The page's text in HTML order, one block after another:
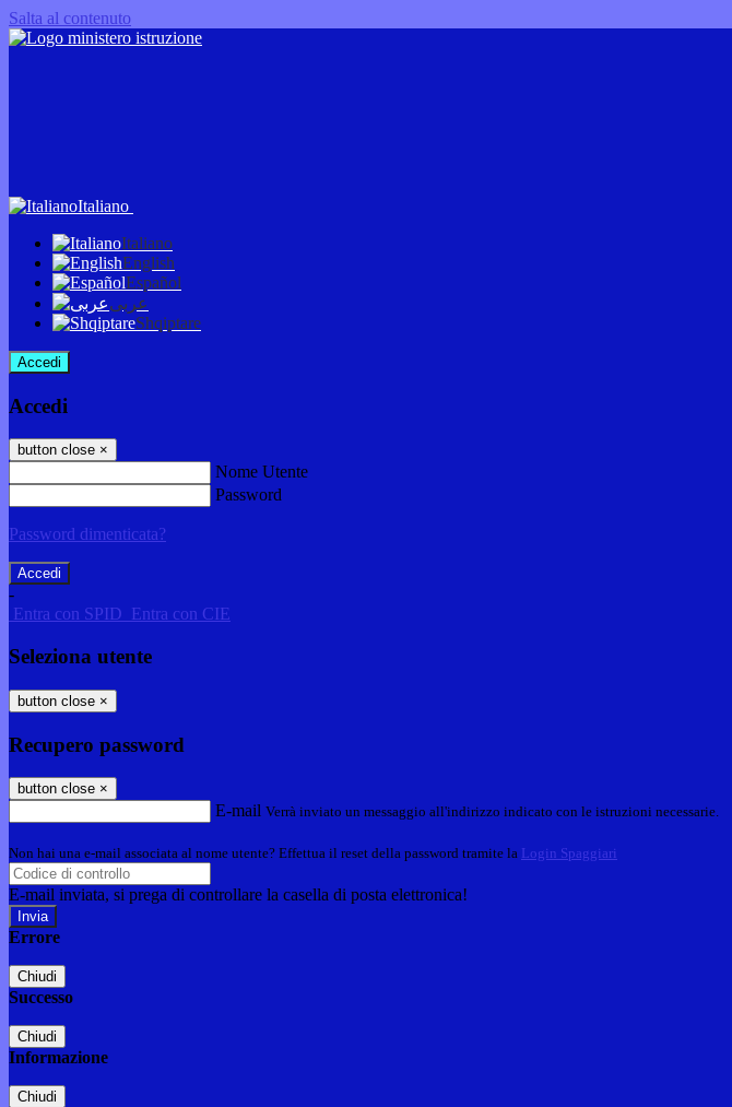
Salta al contenuto
Italiano
Italiano
English
Español
عربى
Shqiptare
Accedi
Accedi
button close ×
Nome Utente
Password
Password dimenticata?
-
Entra con SPID Entra con CIE
Seleziona utente
button close ×
Recupero password
button close ×
E-mail Verrà inviato un messaggio all'indirizzo indicato con le istruzioni necessarie.
Non hai una e-mail associata al nome utente? Effettua il reset della password tramite la Login Spaggiari
E-mail inviata, si prega di controllare la casella di posta elettronica!
Errore
Chiudi
Successo
Chiudi
Informazione
Chiudi